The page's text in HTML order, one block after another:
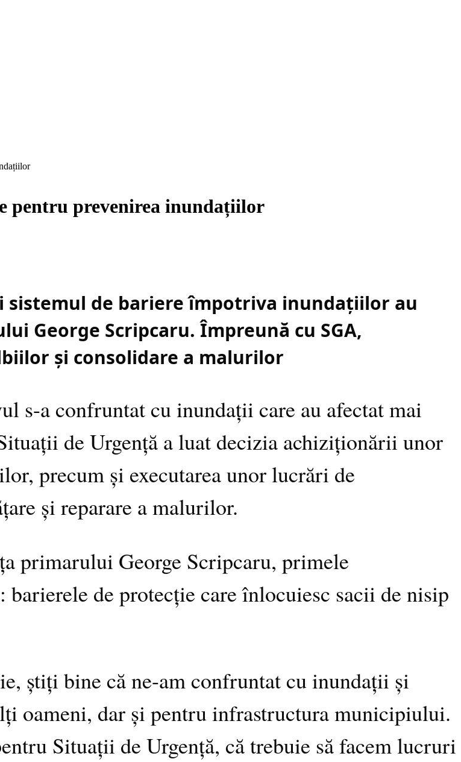
pentru prevenirea inundațiilor
de bariere împotriva inundațiilor au
George Scripcaru. Împreună cu SGA,
și consolidare a malurilor
s-a confruntat cu inundații care au afectat mai
de Urgență a luat decizia achiziționării unor
precum și executarea unor lucrări de
și reparare a malurilor.
primarului George Scripcaru, primele
barierele de protecție care înlocuiesc sacii de nisip
știți bine că ne-am confruntat cu inundații și
oameni, dar și pentru infrastructura municipiului.
Situații de Urgență, că trebuie să facem lucruri